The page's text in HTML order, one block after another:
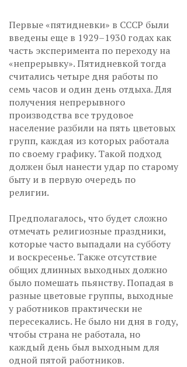
Первые «пятидневки» в СССР были
введены еще в 1929–1930 годах как
часть эксперимента по переходу на
«непрерывку». Пятидневкой тогда
считались четыре дня работы по
семь часов и один день отдыха. Для
получения непрерывного
производства все трудовое
население разбили на пять цветовых
групп, каждая из которых работала
по своему графику. Такой подход
должен был нанести удар по старому
быту и в первую очередь по
религии.
Предполагалось, что будет сложно
отмечать религиозные праздники,
которые часто выпадали на субботу
и воскресенье. Также отсутствие
общих длинных выходных должно
было помешать пьянству. Попадая в
разные цветовые группы, выходные
у работников практически не
пересекались. Не было ни дня в году,
чтобы страна не работала, но
каждый день был выходным для
одной пятой работников.